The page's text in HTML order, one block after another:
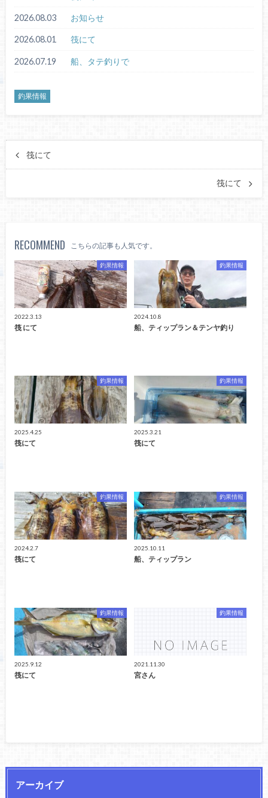
2026.08.03 お知らせ
2026.08.01 筏にて
2026.07.19 船、タテ釣りで
釣果情報
筏にて
筏にて
RECOMMEND こちらの記事も人気です。
釣果情報
2022.3.13
筏 にて
釣果情報
2024.10.8
船、ティップラン＆テンヤ釣り
釣果情報
2025.4.25
筏にて
釣果情報
2025.3.21
筏にて
釣果情報
2024.2.7
筏にて
釣果情報
2025.10.11
船、ティップラン
釣果情報
2025.9.12
筏にて
釣果情報
2021.11.30
宮さん
アーカイブ